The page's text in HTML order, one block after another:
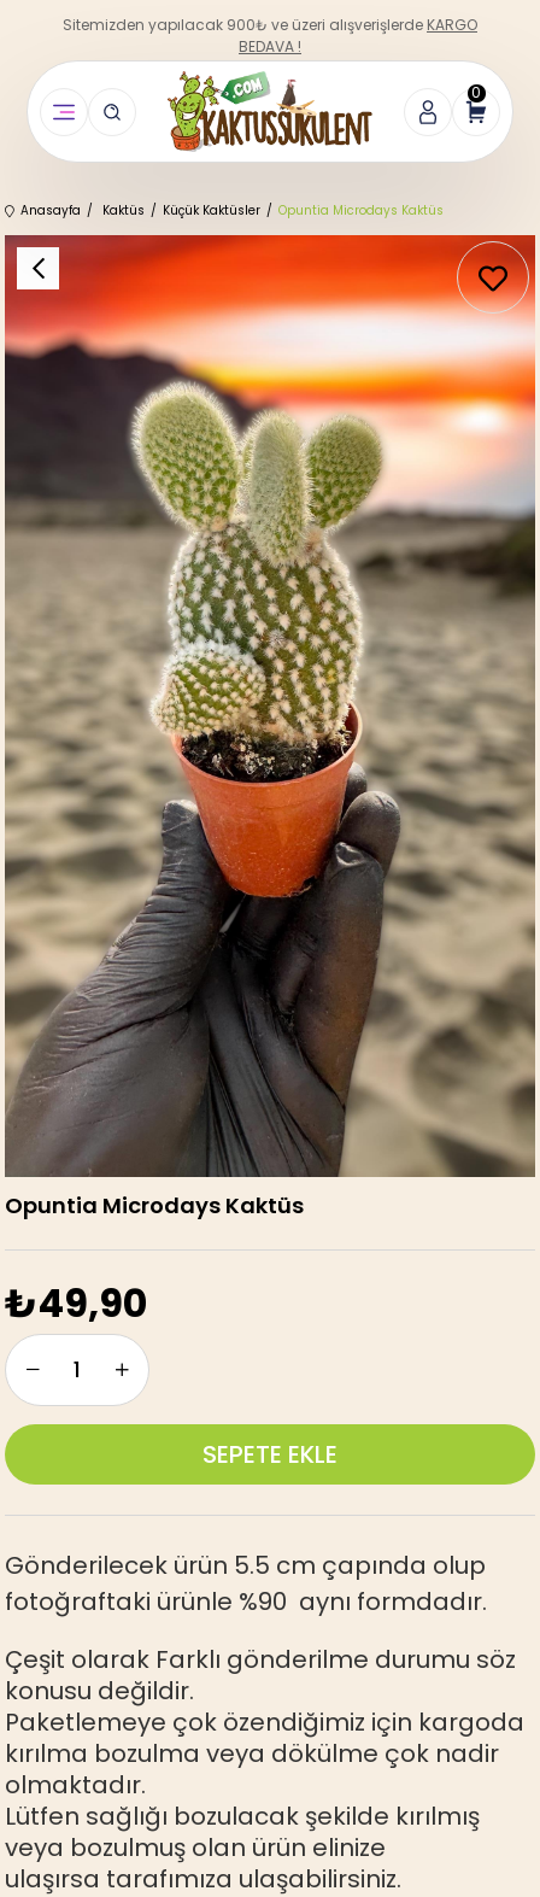
Sitemizden yapılacak 900₺ ve üzeri alışverişlerde KARGO
BEDAVA !
0
Anasayfa Kaktüs Küçük Kaktüsler Opuntia Microdays Kaktüs
Opuntia Microdays Kaktüs
Gönderilecek ürün 5.5 cm çapında olup
fotoğraftaki ürünle %90 aynı formdadır.
Çeşit olarak Farklı gönderilme durumu söz
konusu değildir.
Paketlemeye çok özendiğimiz için kargoda
kırılma bozulma veya dökülme çok nadir
olmaktadır.
Lütfen sağlığı bozulacak şekilde kırılmış
veya bozulmuş olan ürün elinize
ulaşırsa tarafımıza ulaşabilirsiniz.
₺49,90